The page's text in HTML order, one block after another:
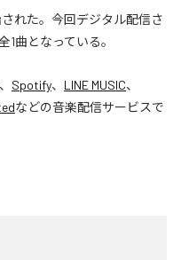
された。今回デジタル配信さ
1曲となっている。
、 Spotify、 LINE MUSIC、
などの音楽配信サービスで